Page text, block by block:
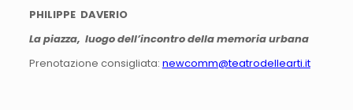
PHILIPPE DAVERIO
La piazza, luogo dell’incontro della memoria urbana
Prenotazione consigliata: newcomm@teatrodellearti.it